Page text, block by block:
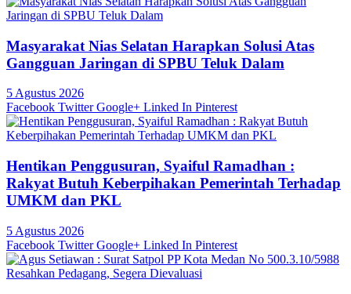
Masyarakat Nias Selatan Harapkan Solusi Atas
Gangguan Jaringan di SPBU Teluk Dalam
5 Agustus 2026
Facebook Twitter Google+ Linked In Pinterest
Hentikan Penggusuran, Syaiful Ramadhan :
Rakyat Butuh Keberpihakan Pemerintah Terhadap
UMKM dan PKL
5 Agustus 2026
Facebook Twitter Google+ Linked In Pinterest